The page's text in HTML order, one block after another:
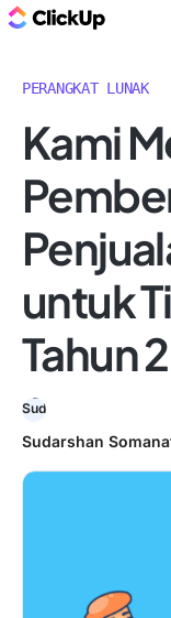
PERANGKAT LUNAK
Kami
untuk
Tahun
Sudarshan